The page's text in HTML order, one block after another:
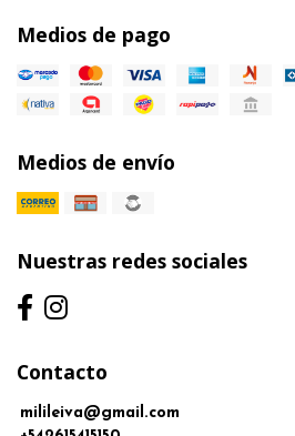
Medios de pago
Medios de envío
Nuestras redes sociales
Contacto
milileiva@gmail.com